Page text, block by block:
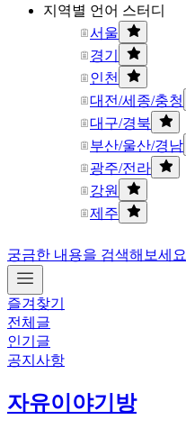
지역별 언어 스터디
서울
경기
인천
대전/세종/충청
대구/경북
부산/울산/경남
광주/전라
강원
제주
궁금한 내용을 검색해보세요
즐겨찾기
전체글
인기글
공지사항
자유이야기방